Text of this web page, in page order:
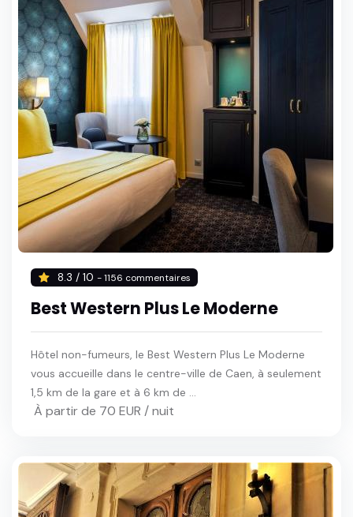
8.3 / 10 - 1156 commentaires
Best Western Plus Le Moderne
Hôtel non-fumeurs, le Best Western Plus Le Moderne
vous accueille dans le centre-ville de Caen, à seulement
1,5 km de la gare et à 6 km de ...
À partir de 70 EUR / nuit